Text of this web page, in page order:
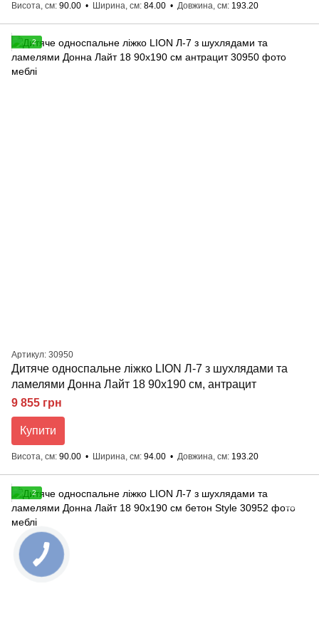
Висота, см 90.00 Ширина, см 84.00 Довжина, см 193.20
2
Артикул: 30950
Дитяче односпальне ліжко LION Л-7 з шухлядами та
ламелями Донна Лайт 18 90x190 см, антрацит
9 855 грн
Купити
Висота, см 90.00 Ширина, см 94.00 Довжина, см 193.20
2